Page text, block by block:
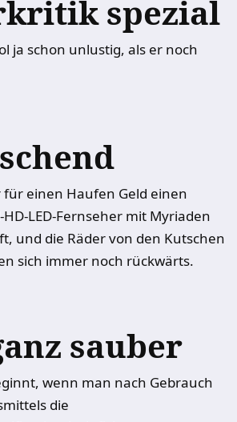
spezial
ja schon unlustig, als er noch
für einen Haufen Geld einen
LED-Fernseher mit Myriaden
und die Räder von den Kutschen
sich immer noch rückwärts.
sauber
wenn man nach Gebrauch
die